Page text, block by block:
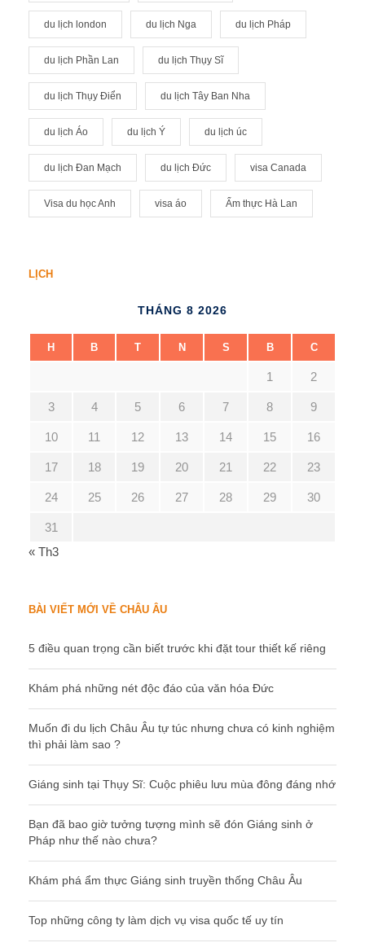
du lịch london du lịch Nga du lịch Pháp
du lịch Phần Lan du lịch Thụy Sĩ
du lịch Thụy Điển du lịch Tây Ban Nha
du lịch Áo du lịch Ý du lịch úc
du lịch Đan Mạch du lịch Đức visa Canada
Visa du học Anh visa áo Ẩm thực Hà Lan
LỊCH
THÁNG 8 2026
H B T N S B C
1 2
3 4 5 6 7 8 9
10 11 12 13 14 15 16
17 18 19 20 21 22 23
24 25 26 27 28 29 30
31
« Th3
BÀI VIẾT MỚI VỀ CHÂU ÂU
5 điều quan trọng cần biết trước khi đặt tour thiết kế riêng
Khám phá những nét độc đáo của văn hóa Đức
Muốn đi du lịch Châu Âu tự túc nhưng chưa có kinh nghiệm
thì phải làm sao ?
Giáng sinh tại Thụy Sĩ: Cuộc phiêu lưu mùa đông đáng nhớ
Bạn đã bao giờ tưởng tượng mình sẽ đón Giáng sinh ở
Pháp như thế nào chưa?
Khám phá ẩm thực Giáng sinh truyền thống Châu Âu
Top những công ty làm dịch vụ visa quốc tế uy tín